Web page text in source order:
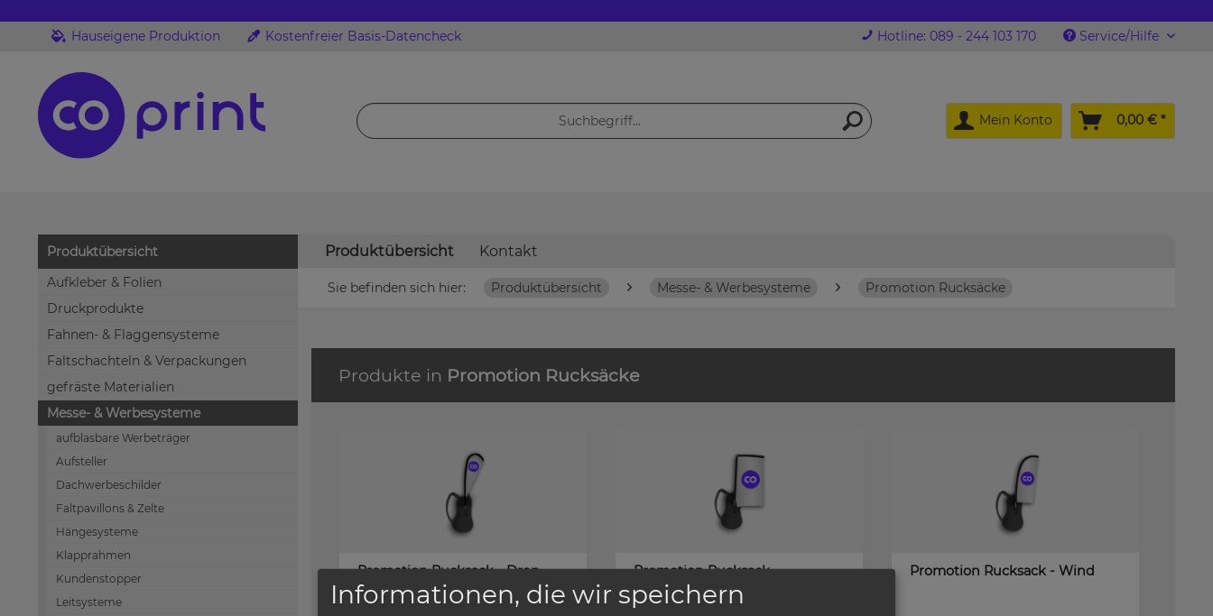
Hauseigene Produktion Kostenfreier Basis-Datencheck Hotline: 089 - 244 103 170 Service/Hilfe
Mein Konto 0,00 € *
Produktübersicht
Aufkleber & Folien
Druckprodukte
Fahnen- & Flaggensysteme
Faltschachteln & Verpackungen
gefräste Materialien
Messe- & Werbesysteme
aufblasbare Werbeträger
Aufsteller
Dachwerbeschilder
Faltpavillons & Zelte
Hängesysteme
Klapprahmen
Kundenstopper
Leitsysteme
Produktübersicht Kontakt
Sie befinden sich hier: Produktübersicht Messe- & Werbesysteme Promotion Rucksäcke
Produkte in Promotion Rucksäcke
Promotion Rucksack - Drop
Promotion Rucksack -
Rechteck
Promotion Rucksack - Wind
Informationen, die wir speichern